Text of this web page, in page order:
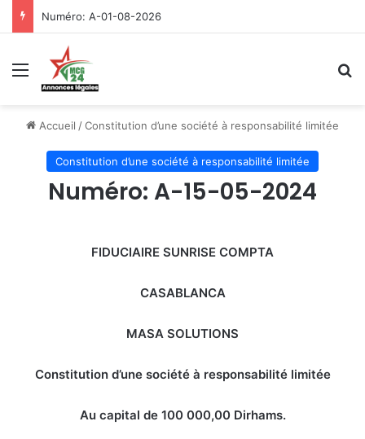
Numéro: A-01-08-2026
Menu
Accueil /Constitution d’une société à responsabilité limitée
Constitution d’une société à responsabilité limitée
Numéro: A-15-05-2024
FIDUCIAIRE SUNRISE COMPTA
CASABLANCA
MASA SOLUTIONS
Constitution d’une société à responsabilité limitée
Au capital de 100 000,00 Dirhams.